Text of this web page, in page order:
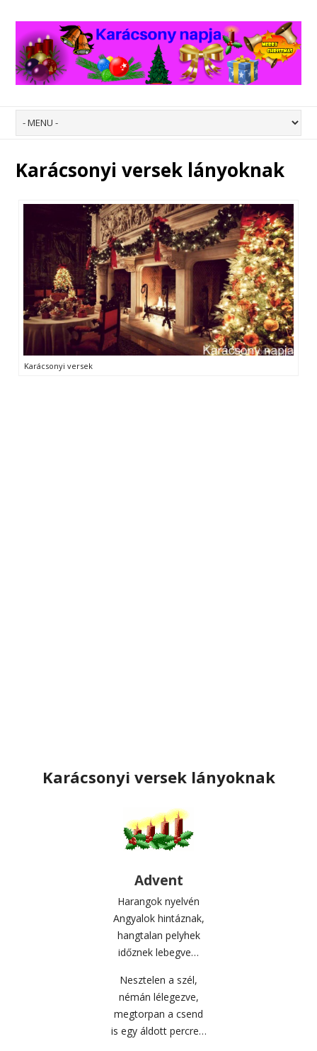
Karácsonyi versek lányoknak
Karácsonyi versek
Karácsonyi versek lányoknak
Advent
Harangok nyelvén
Angyalok hintáznak,
hangtalan pelyhek
időznek lebegve…
Nesztelen a szél,
némán lélegezve,
megtorpan a csend
is egy áldott percre…